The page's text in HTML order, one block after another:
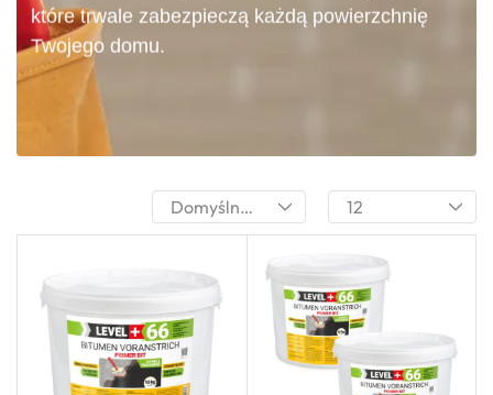
które trwale zabezpieczą każdą powierzchnię
Twojego domu.